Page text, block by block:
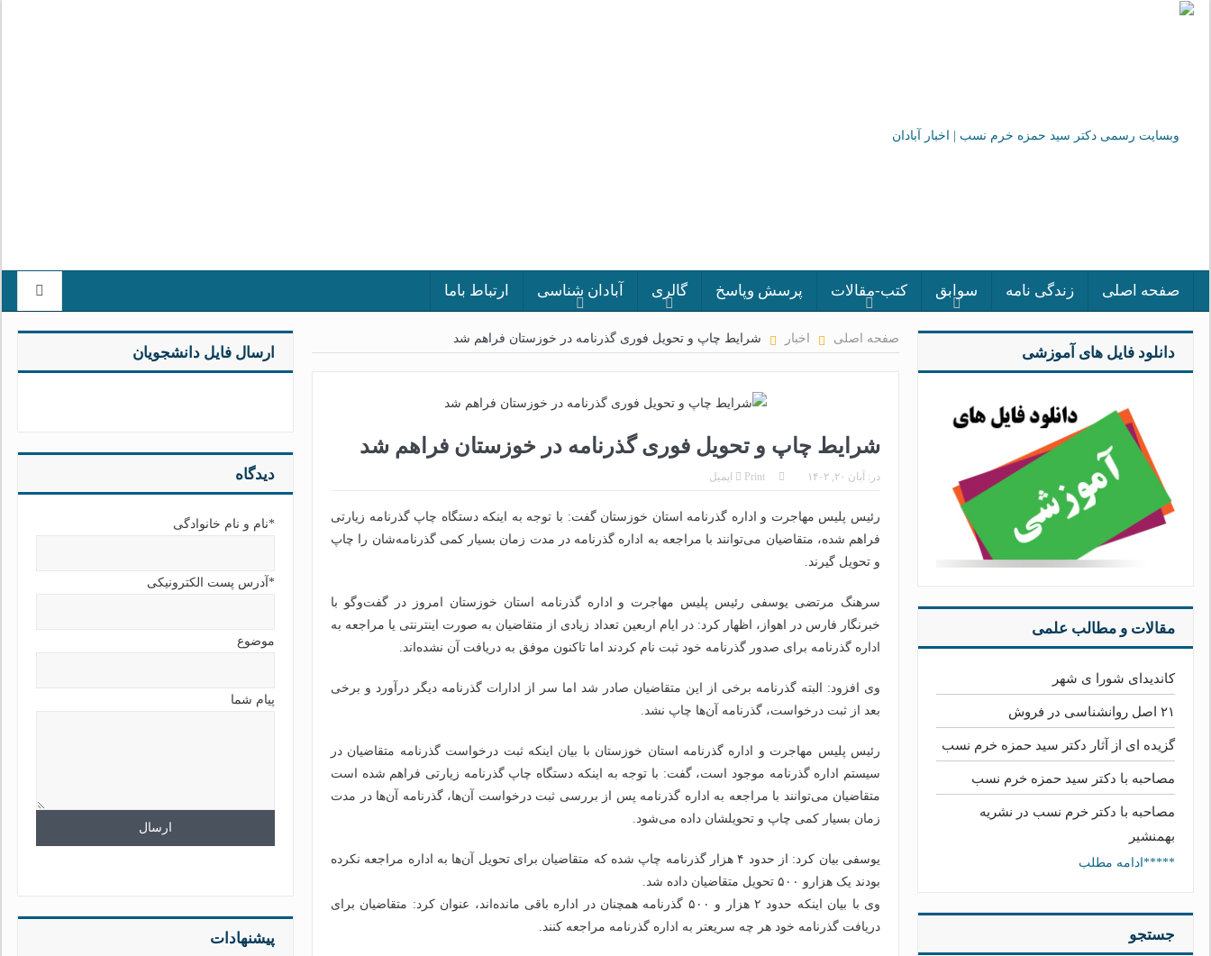
صفحه اصلی زندگی نامه سوابق کتب-مقالات پرسش وپاسخ گالری آبادان شناسی ارتباط باما
صفحه اصلی اخبار شرایط چاپ و تحویل فوری گذرنامه در خوزستان فراهم شد
شرایط چاپ و تحویل فوری گذرنامه در خوزستان فراهم شد
در: آبان ۲۰, ۱۴۰۲ Print ایمیل
رئیس پلیس مهاجرت و اداره گذرنامه استان خوزستان گفت: با توجه به اینکه دستگاه چاپ گذرنامه زیارتی
فراهم شده، متقاضیان می‌توانند با مراجعه به اداره گذرنامه در مدت زمان بسیار کمی گذرنامه‌شان را چاپ
و تحویل گیرند.
سرهنگ مرتضی یوسفی رئیس پلیس مهاجرت و اداره گذرنامه استان خوزستان امروز در گفت‌وگو با
خبرنگار فارس در اهواز، اظهار کرد: در ایام اربعین تعداد زیادی از متقاضیان به صورت اینترنتی یا مراجعه به
اداره گذرنامه برای صدور گذرنامه خود ثبت نام کردند اما تاکنون موفق به دریافت آن نشده‌اند.
وی افزود: البته گذرنامه برخی از این متقاضیان صادر شد اما سر از ادارات گذرنامه دیگر درآورد و برخی
بعد از ثبت درخواست، گذرنامه آن‌ها چاپ نشد.
رئیس پلیس مهاجرت و اداره گذرنامه استان خوزستان با بیان اینکه ثبت درخواست گذرنامه متقاضیان در
سیستم اداره گذرنامه موجود است، گفت: با توجه به اینکه دستگاه چاپ گذرنامه زیارتی فراهم شده است
متقاضیان می‌توانند با مراجعه به اداره گذرنامه پس از بررسی ثبت درخواست آن‌ها، گذرنامه آن‌ها در مدت
زمان بسیار کمی چاپ و تحویلشان داده می‌شود.
یوسفی بیان کرد: از حدود ۴ هزار گذرنامه چاپ شده که متقاضیان برای تحویل آن‌ها به اداره مراجعه نکرده
بودند یک هزارو ۵۰۰ تحویل متقاضیان داده شد.
وی با بیان اینکه حدود ۲ هزار و ۵۰۰ گذرنامه همچنان در اداره باقی مانده‌اند، عنوان کرد: متقاضیان برای
دریافت گذرنامه خود هر چه سریعتر به اداره گذرنامه مراجعه کنند.
ارسال فایل دانشجویان
دیدگاه
*نام و نام خانوادگی
*آدرس پست الکترونیکی
موضوع
پیام شما
پیشنهادات
دانلود فایل های آموزشی
مقالات و مطالب علمی
کاندیدای شورا ی شهر
۲۱ اصل روانشناسی در فروش
گزیده ای از آثار دکتر سید حمزه خرم نسب
مصاحبه با دکتر سید حمزه خرم نسب
مصاحبه با دکتر خرم نسب در نشریه
بهمنشیر
*****ادامه مطلب
جستجو